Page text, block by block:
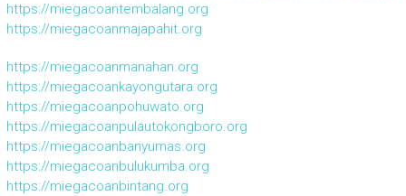
https://miegacoantembalang.org
https://miegacoanmajapahit.org
https://miegacoanmanahan.org
https://miegacoankayongutara.org
https://miegacoanpohuwato.org
https://miegacoanpulautokongboro.org
https://miegacoanbanyumas.org
https://miegacoanbulukumba.org
https://miegacoanbintang.org